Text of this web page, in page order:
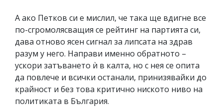
А ако Петков си е мислил, че така ще вдигне все
по-сгромолясващия се рейтинг на партията си,
дава отново ясен сигнал за липсата на здрав
разум у него. Направи именно обратното –
ускори затъването ѝ в калта, но с нея се опита
да повлече и всички останали, принизявайки до
крайност и без това критично ниското ниво на
политиката в България.